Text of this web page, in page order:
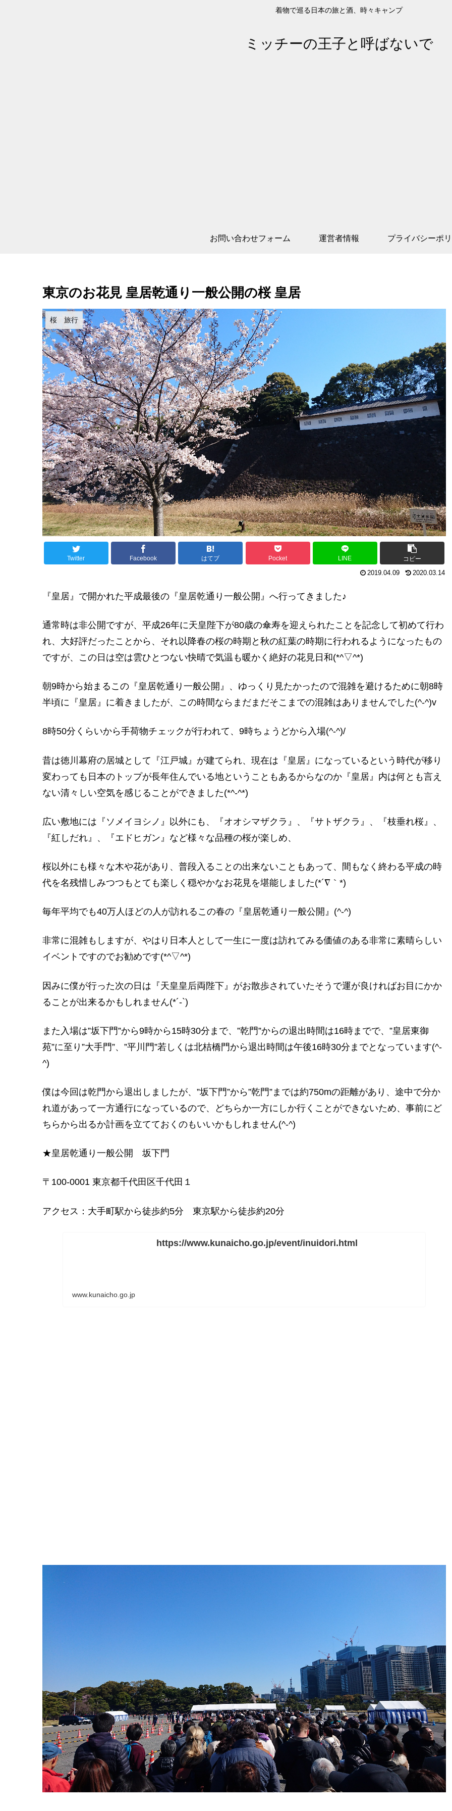
着物で巡る日本の旅と酒、時々キャンプ
ミッチーの王子と呼ばないで
お問い合わせフォーム 運営者情報 プライバシーポ
東京のお花見 皇居乾通り一般公開の桜 皇居
桜 旅行
Twitter Facebook はてブ Pocket LINE
コピー
2019.04.09
2020.03.14
『皇居』で開かれた平成最後の『皇居乾通り一般公開』へ行ってきました♪
通常時は非公開ですが、平成26年に天皇陛下が80歳の傘寿を迎えられたことを記念して初めて行わ
れ、大好評だったことから、それ以降春の桜の時期と秋の紅葉の時期に行われるようになったもの
ですが、この日は空は雲ひとつない快晴で気温も暖かく絶好の花見日和(*^▽^*)
朝9時から始まるこの『皇居乾通り一般公開』、ゆっくり見たかったので混雑を避けるために朝8時
半頃に『皇居』に着きましたが、この時間ならまだまだそこまでの混雑はありませんでした(^-^)v
8時50分くらいから手荷物チェックが行われて、9時ちょうどから入場(^-^)/
昔は徳川幕府の居城として『江戸城』が建てられ、現在は『皇居』になっているという時代が移り
変わっても日本のトップが長年住んでいる地ということもあるからなのか『皇居』内は何とも言え
ない清々しい空気を感じることができました(*^-^*)
広い敷地には『ソメイヨシノ』以外にも、『オオシマザクラ』、『サトザクラ』、『枝垂れ桜』、
『紅しだれ』、『エドヒガン』など様々な品種の桜が楽しめ、
桜以外にも様々な木や花があり、普段入ることの出来ないこともあって、間もなく終わる平成の時
代を名残惜しみつつもとても楽しく穏やかなお花見を堪能しました(*´∇｀*)
毎年平均でも40万人ほどの人が訪れるこの春の『皇居乾通り一般公開』(^-^)
非常に混雑もしますが、やはり日本人として一生に一度は訪れてみる価値のある非常に素晴らしい
イベントですのでお勧めです(*^▽^*)
因みに僕が行った次の日は『天皇皇后両陛下』がお散歩されていたそうで運が良ければお目にかか
ることが出来るかもしれません(*´-`)
また入場は”坂下門”から9時から15時30分まで、”乾門”からの退出時間は16時までで、”皇居東御
苑”に至り”大手門”、”平川門”若しくは北桔橋門から退出時間は午後16時30分までとなっています(^-
^)
僕は今回は乾門から退出しましたが、”坂下門”から”乾門”までは約750mの距離があり、途中で分か
れ道があって一方通行になっているので、どちらか一方にしか行くことができないため、事前にど
ちらから出るか計画を立てておくのもいいかもしれません(^-^)
★皇居乾通り一般公開 坂下門
〒100-0001 東京都千代田区千代田１
アクセス：大手町駅から徒歩約5分 東京駅から徒歩約20分
https://www.kunaicho.go.jp/event/inuidori.html
www.kunaicho.go.jp